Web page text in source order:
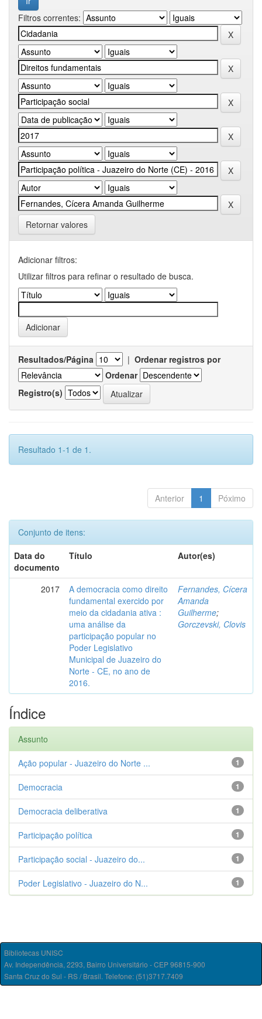
Filtros correntes:
Retornar valores
Adicionar filtros:
Utilizar filtros para refinar o resultado de busca.
Resultados/Página | Ordenar registros por
Ordenar
Registro(s)
Resultado 1-1 de 1.
Anterior 1 Póximo
Conjunto de itens:
Data do
documento
Título Autor(es)
2017
A democracia como direito
fundamental exercido por
meio da cidadania ativa :
uma análise da
participação popular no
Poder Legislativo
Municipal de Juazeiro do
Norte - CE, no ano de
2016.
Fernandes, Cícera
Amanda
Guilherme;
Gorczevski, Clovis
Índice
Assunto
1
Ação popular - Juazeiro do Norte ...
1
Democracia
1
Democracia deliberativa
1
Participação política
1
Participação social - Juazeiro do...
1
Poder Legislativo - Juazeiro do N...
Bibliotecas UNISC
Av. Independência, 2293, Bairro Universitário - CEP 96815-900
Santa Cruz do Sul - RS / Brasil. Telefone: (51)3717.7409